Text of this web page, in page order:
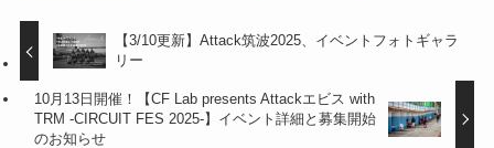
【3/10更新】Attack筑波2025、イベントフォトギャラ
リー
10月13日開催！【CF Lab presents Attackエビス with
TRM -CIRCUIT FES 2025-】イベント詳細と募集開始
のお知らせ